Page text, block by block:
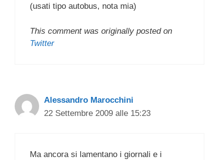
(usati tipo autobus, nota mia)
This comment was originally posted on
Twitter
Alessandro Marocchini
22 Settembre 2009 alle 15:23
Ma ancora si lamentano i giornali e i